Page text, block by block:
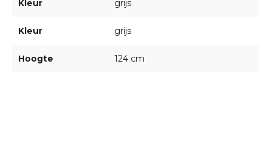
Kleur grijs
Kleur grijs
Hoogte 124 cm